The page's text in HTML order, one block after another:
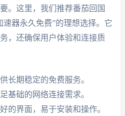
。这里，我们推荐番茄回国
速器永久免费”的理想选择。它
，还确保用户体验和连接质
长期稳定的免费服务。
基础的网络连接需求。
的界面，易于安装和操作。